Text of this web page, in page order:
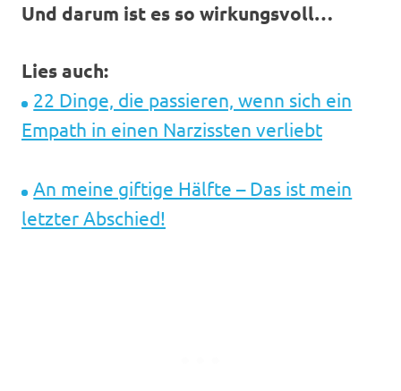
Und darum ist es so wirkungsvoll…
Lies auch:
22 Dinge, die passieren, wenn sich ein
Empath in einen Narzissten verliebt
An meine giftige Hälfte – Das ist mein
letzter Abschied!